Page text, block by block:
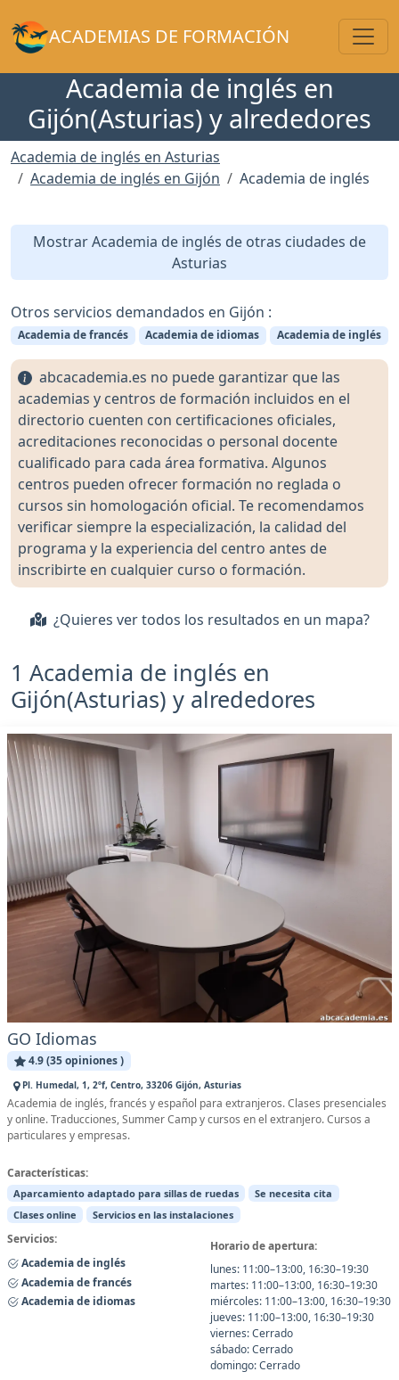
ACADEMIAS DE FORMACIÓN
Academia de inglés en
Gijón(Asturias) y alrededores
Academia de inglés en Asturias
Academia de inglés en Gijón
Academia de inglés
Mostrar Academia de inglés de otras ciudades de
Asturias
Otros servicios demandados en Gijón :
Academia de francés Academia de idiomas Academia de inglés
abcacademia.es no puede garantizar que las
academias y centros de formación incluidos en el
directorio cuenten con certificaciones oficiales,
acreditaciones reconocidas o personal docente
cualificado para cada área formativa. Algunos
centros pueden ofrecer formación no reglada o
cursos sin homologación oficial. Te recomendamos
verificar siempre la especialización, la calidad del
programa y la experiencia del centro antes de
inscribirte en cualquier curso o formación.
¿Quieres ver todos los resultados en un mapa?
1 Academia de inglés en
Gijón(Asturias) y alrededores
GO Idiomas
4.9 (35 opiniones )
Pl. Humedal, 1, 2ºf, Centro, 33206 Gijón, Asturias
Academia de inglés, francés y español para extranjeros. Clases presenciales
y online. Traducciones, Summer Camp y cursos en el extranjero. Cursos a
particulares y empresas.
Características:
Aparcamiento adaptado para sillas de ruedas
Se necesita cita
Clases online
Servicios en las instalaciones
Servicios:
Academia de inglés
Academia de francés
Academia de idiomas
Horario de apertura:
lunes: 11:00–13:00, 16:30–19:30
martes: 11:00–13:00, 16:30–19:30
miércoles: 11:00–13:00, 16:30–19:30
jueves: 11:00–13:00, 16:30–19:30
viernes: Cerrado
sábado: Cerrado
domingo: Cerrado